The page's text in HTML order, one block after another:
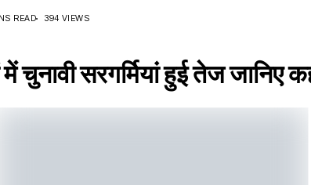
READ 394 VIEWS
में चुनावी सरगर्मियां हुई तेज जानिए